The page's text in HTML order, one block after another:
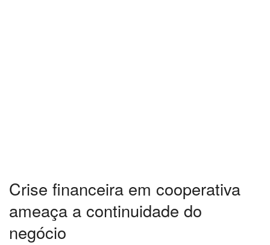
Crise financeira em cooperativa
ameaça a continuidade do
negócio